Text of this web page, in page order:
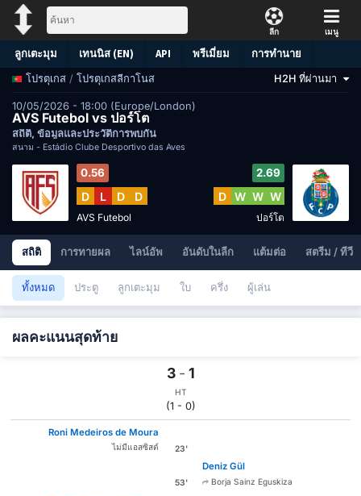
ลีก เมนู
ลูกเตะมุม เทนนิส (EN) API พรีเมี่ยม การทำนาย
โปรตุเกส / โปรตุเกสลีกาโนส H2H ที่ผ่านมา
10/05/2026 - 18:00 (Europe/London)
AVS Futebol vs ปอร์โต
สถิติ, ข้อมูลและประวัติการพบกัน
สนาม - Estádio Clube Desportivo das Aves
0.56
D L D D
AVS Futebol
2.69
D W W W
ปอร์โต
สถิติ การทายผล ไลน์อัพ อันดับในลีก แต้มต่อ สตรีม / ทีวี
ทั้งหมด ประตู ลูกเตะมุม ใบ ครึ่ง ผู้เล่น
ผลคะแนนสุดท้าย
3 - 1
HT
(1 - 0)
Roni Medeiros de Moura
ไม่มีแอสซิสต์ 23'
53'
Deniz Gül
Borja Sainz Eguskiza